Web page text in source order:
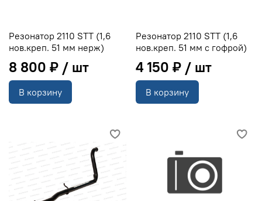
Резонатор 2110 STT (1,6
нов.креп. 51 мм нерж)
8 800 ₽
В корзину
Резонатор 2110 STT (1,6
нов.креп. 51 мм с гофрой)
4 150 ₽
В корзину